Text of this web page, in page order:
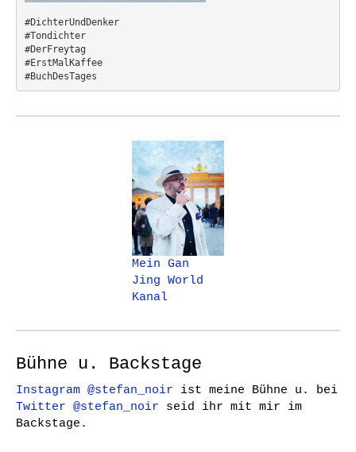
#DichterUndDenker
#Tondichter
#DerFreytag
#ErstMalKaffee
#BuchDesTages
Mein Gan
Jing World
Kanal
Bühne u. Backstage
Instagram @stefan_noir ist meine Bühne u. bei
Twitter @stefan_noir seid ihr mit mir im
Backstage.